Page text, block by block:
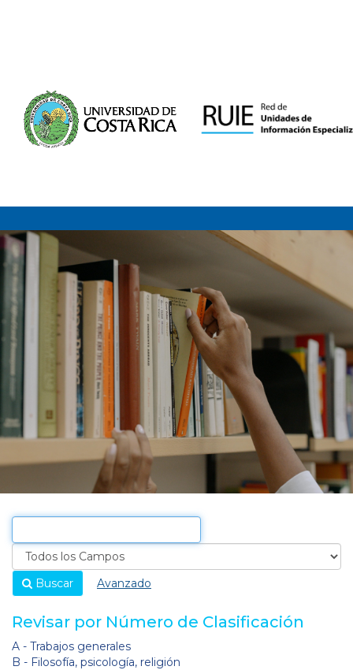
Buscar Avanzado
Revisar por Número de Clasificación
A - Trabajos generales
B - Filosofía, psicología, religión